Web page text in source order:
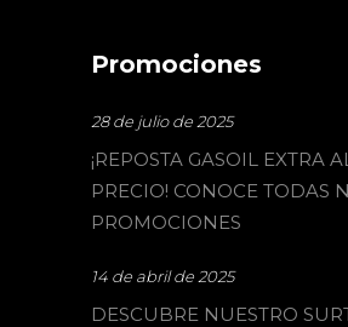
Promociones
28 de julio de 2025
¡REPOSTA GASOIL EXTRA
PRECIO! CONOCE TODAS
PROMOCIONES
14 de abril de 2025
DESCUBRE NUESTRO